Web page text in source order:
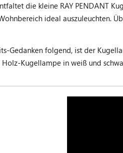
die kleine RAY PENDANT
ideal auszuleuchten.
Gedanken folgend, ist der
Kugellampe in weiß und